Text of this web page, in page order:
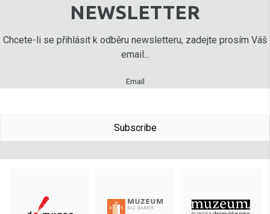
NEWSLETTER
Chcete-li se přihlásit k odběru newsletteru, zadejte prosím Váš
email...
Email
Subscribe